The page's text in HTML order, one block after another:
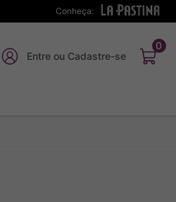
Conheça:
0